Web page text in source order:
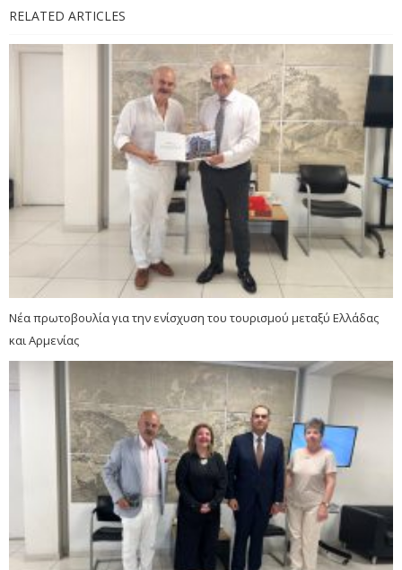
RELATED ARTICLES
Νέα πρωτοβουλία για την ενίσχυση του τουρισμού μεταξύ Ελλάδας
και Αρμενίας